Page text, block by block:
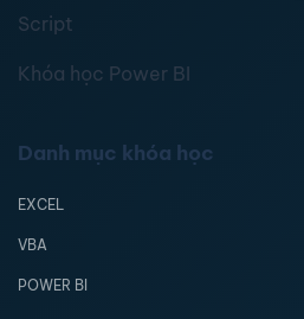
Script
Khóa học Power BI
Danh mục khóa học
EXCEL
VBA
POWER BI